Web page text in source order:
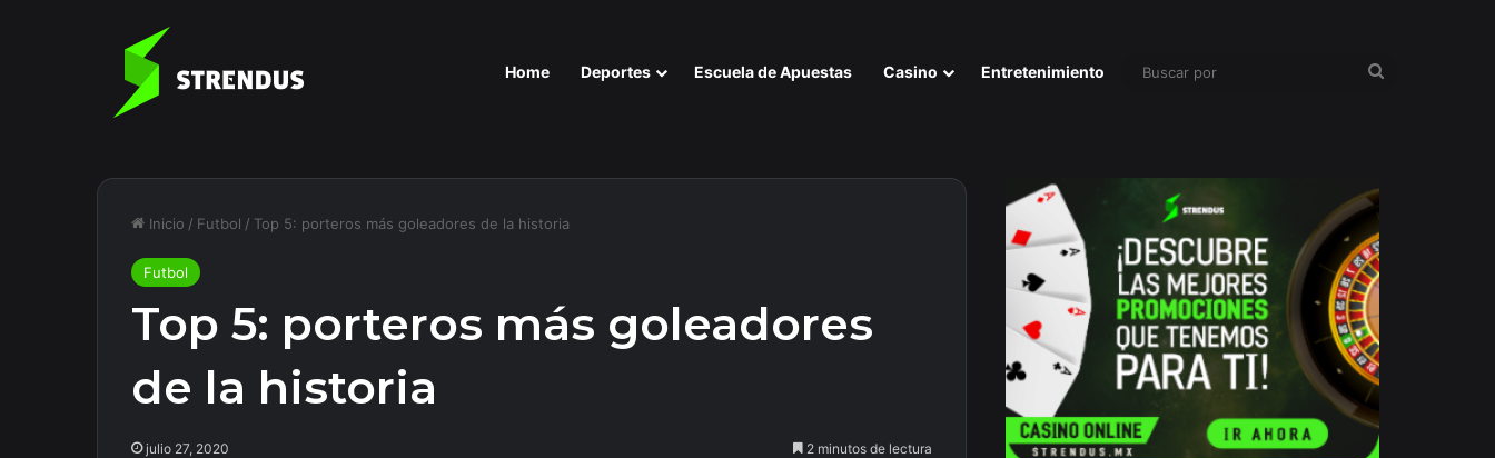
Home Deportes Escuela de Apuestas Casino Entretenimiento
Inicio / Futbol / Top 5: porteros más goleadores de la historia
Futbol
Top 5: porteros más goleadores
de la historia
julio 27, 2020 2 minutos de lectura